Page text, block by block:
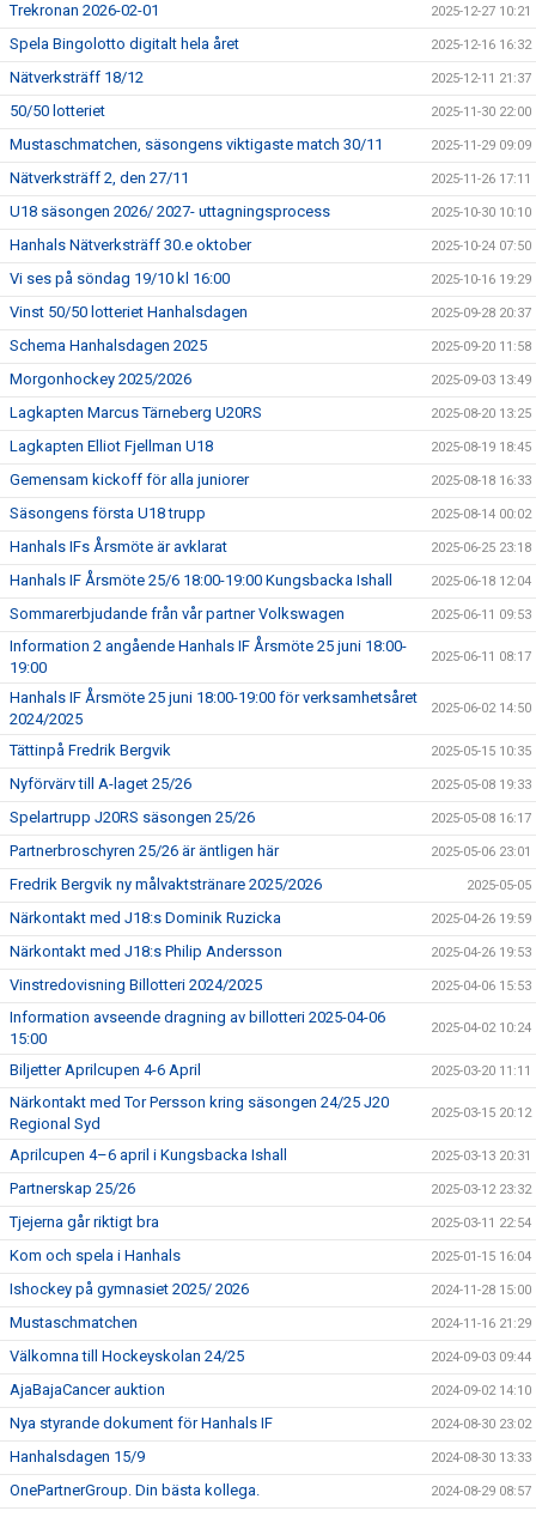
Trekronan 2026-02-01 2025-12-27 10:21
Spela Bingolotto digitalt hela året 2025-12-16 16:32
Nätverksträff 18/12 2025-12-11 21:37
50/50 lotteriet 2025-11-30 22:00
Mustaschmatchen, säsongens viktigaste match 30/11 2025-11-29 09:09
Nätverksträff 2, den 27/11 2025-11-26 17:11
U18 säsongen 2026/ 2027- uttagningsprocess 2025-10-30 10:10
Hanhals Nätverksträff 30.e oktober 2025-10-24 07:50
Vi ses på söndag 19/10 kl 16:00 2025-10-16 19:29
Vinst 50/50 lotteriet Hanhalsdagen 2025-09-28 20:37
Schema Hanhalsdagen 2025 2025-09-20 11:58
Morgonhockey 2025/2026 2025-09-03 13:49
Lagkapten Marcus Tärneberg U20RS 2025-08-20 13:25
Lagkapten Elliot Fjellman U18 2025-08-19 18:45
Gemensam kickoff för alla juniorer 2025-08-18 16:33
Säsongens första U18 trupp 2025-08-14 00:02
Hanhals IFs Årsmöte är avklarat 2025-06-25 23:18
Hanhals IF Årsmöte 25/6 18:00-19:00 Kungsbacka Ishall 2025-06-18 12:04
Sommarerbjudande från vår partner Volkswagen 2025-06-11 09:53
Information 2 angående Hanhals IF Årsmöte 25 juni 18:00-
19:00
2025-06-11 08:17
Hanhals IF Årsmöte 25 juni 18:00-19:00 för verksamhetsåret
2024/2025
2025-06-02 14:50
Tättinpå Fredrik Bergvik 2025-05-15 10:35
Nyförvärv till A-laget 25/26 2025-05-08 19:33
Spelartrupp J20RS säsongen 25/26 2025-05-08 16:17
Partnerbroschyren 25/26 är äntligen här 2025-05-06 23:01
Fredrik Bergvik ny målvaktstränare 2025/2026 2025-05-05
Närkontakt med J18:s Dominik Ruzicka 2025-04-26 19:59
Närkontakt med J18:s Philip Andersson 2025-04-26 19:53
Vinstredovisning Billotteri 2024/2025 2025-04-06 15:53
Information avseende dragning av billotteri 2025-04-06
15:00
2025-04-02 10:24
Biljetter Aprilcupen 4-6 April 2025-03-20 11:11
Närkontakt med Tor Persson kring säsongen 24/25 J20
Regional Syd
2025-03-15 20:12
Aprilcupen 4–6 april i Kungsbacka Ishall 2025-03-13 20:31
Partnerskap 25/26 2025-03-12 23:32
Tjejerna går riktigt bra 2025-03-11 22:54
Kom och spela i Hanhals 2025-01-15 16:04
Ishockey på gymnasiet 2025/ 2026 2024-11-28 15:00
Mustaschmatchen 2024-11-16 21:29
Välkomna till Hockeyskolan 24/25 2024-09-03 09:44
AjaBajaCancer auktion 2024-09-02 14:10
Nya styrande dokument för Hanhals IF 2024-08-30 23:02
Hanhalsdagen 15/9 2024-08-30 13:33
OnePartnerGroup. Din bästa kollega. 2024-08-29 08:57